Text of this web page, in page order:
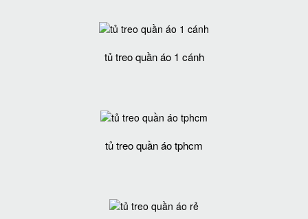
tủ treo quần áo 1 cánh
tủ treo quần áo tphcm